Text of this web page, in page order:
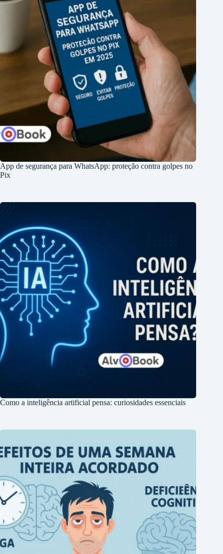
App de segurança para WhatsApp: proteção contra golpes no
Pix
Como a inteligência artificial pensa: curiosidades essenciais